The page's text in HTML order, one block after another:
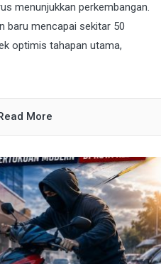
menunjukkan perkembangan.
baru mencapai sekitar 50
optimis tahapan utama,
More